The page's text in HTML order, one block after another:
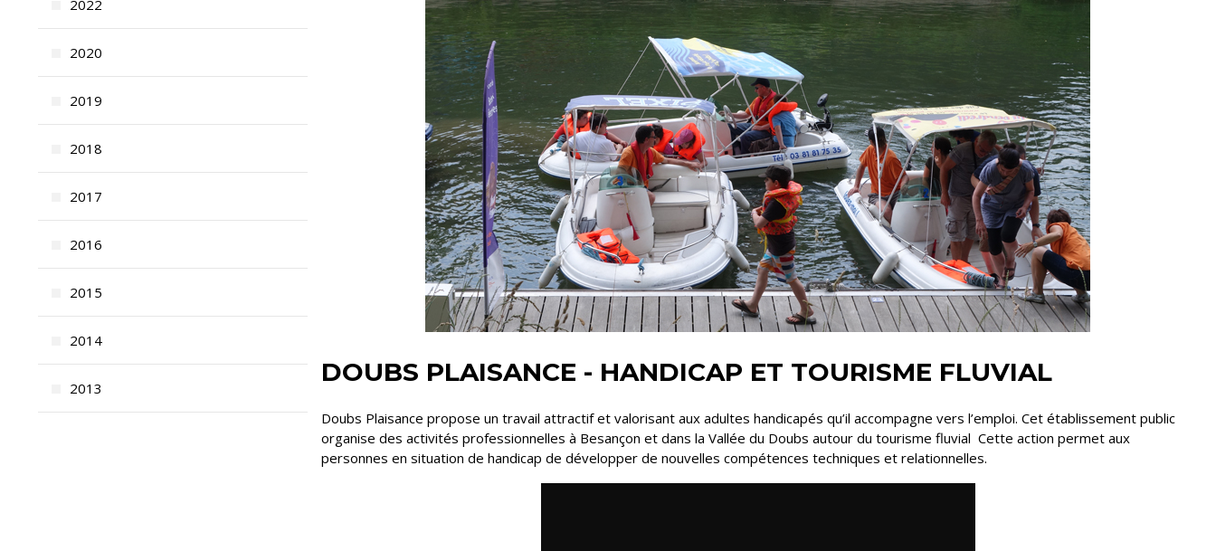
2022
2020
2019
2018
2017
2016
2015
2014
2013
DOUBS PLAISANCE - HANDICAP ET TOURISME FLUVIAL
Doubs Plaisance propose un travail attractif et valorisant aux adultes handicapés qu’il accompagne vers l’emploi. Cet établissement public
organise des activités professionnelles à Besançon et dans la Vallée du Doubs autour du tourisme fluvial Cette action permet aux
personnes en situation de handicap de développer de nouvelles compétences techniques et relationnelles.